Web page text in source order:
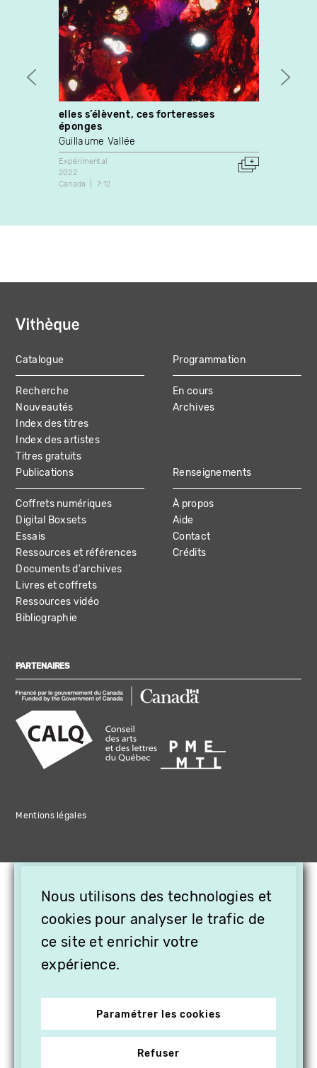
elles s’élèvent, ces forteresses
éponges
Guillaume Vallée
Expérimental
2022
Canada
7:12
MAIN
NAVIGATION
Catalogue
Recherche
Nouveautés
Index des titres
Index des artistes
Titres gratuits
Programmation
En cours
Archives
Publications
Coffrets numériques
Digital Boxsets
Essais
Ressources et références
Documents d'archives
Livres et coffrets
Ressources vidéo
Bibliographie
Renseignements
À propos
Aide
Contact
Crédits
PARTENAIRES
Mentions légales
Nous utilisons des technologies et
cookies pour analyser le trafic de
ce site et enrichir votre
expérience.
Paramétrer les cookies
Refuser
OFFREZ LA VIDÉO EN
CADEAU, ABONNEZ VOS
PROCHES À VITHÈQUE !